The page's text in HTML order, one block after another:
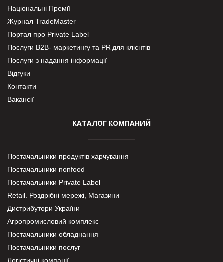
Національні Премії
Журнал TradeMaster
Портал про Private Label
Послуги В2В- маркетингу та PR для клієнтів
Послуги з надання інформації
Відгуки
Контакти
Вакансії
КАТАЛОГ КОМПАНИЙ
Постачальники продуктів харчування
Постачальники nonfood
Постачальники Private Label
Retail. Роздрібні мережі, Магазини
Дистрибутори України
Агропромисловий комплекс
Постачальники обладнання
Постачальники послуг
Логістичні компанії